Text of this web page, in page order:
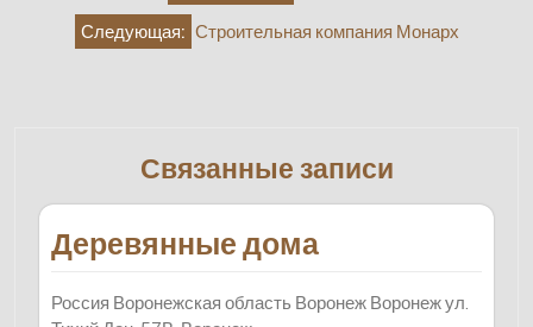
записям
Следующая: Строительная компания Монарх
Связанные записи
Деревянные дома
Россия Воронежская область Воронеж Воронеж ул.